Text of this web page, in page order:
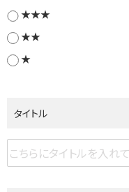
★★★
★★
★
タイトル